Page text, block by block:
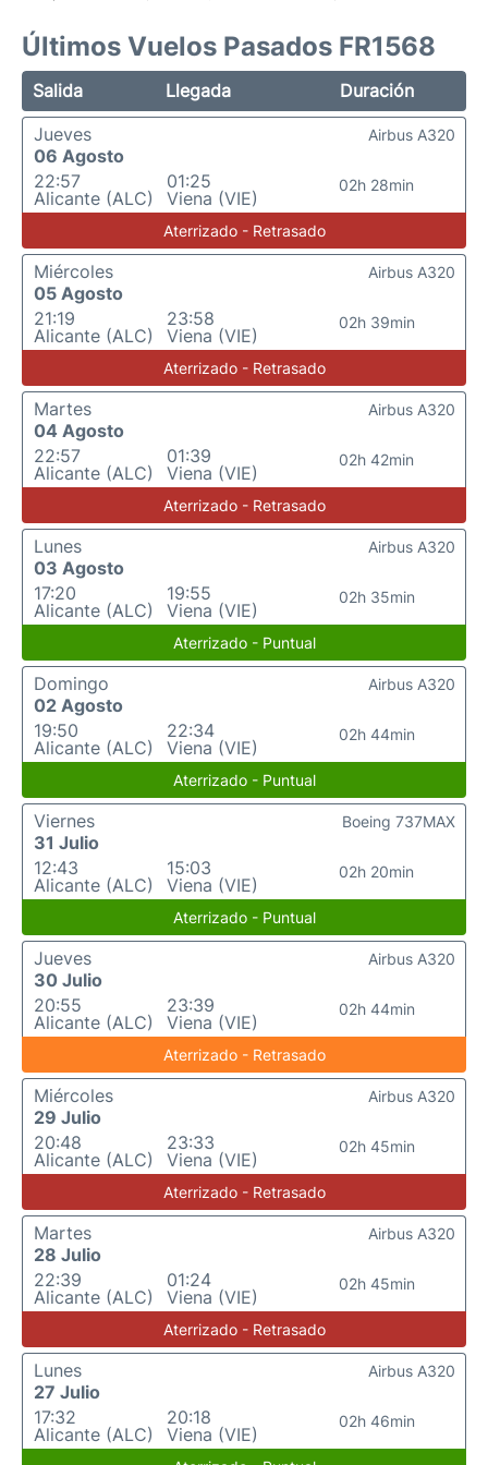
Últimos Vuelos Pasados FR1568
Salida Llegada
Duración
Jueves
06 Agosto
22:57
Alicante (ALC)
01:25
Viena (VIE)
02h 28min
Airbus A320
Aterrizado - Retrasado
Miércoles
05 Agosto
21:19
Alicante (ALC)
23:58
Viena (VIE)
02h 39min
Airbus A320
Aterrizado - Retrasado
Martes
04 Agosto
22:57
Alicante (ALC)
01:39
Viena (VIE)
02h 42min
Airbus A320
Aterrizado - Retrasado
Lunes
03 Agosto
17:20
Alicante (ALC)
19:55
Viena (VIE)
02h 35min
Airbus A320
Aterrizado - Puntual
Domingo
02 Agosto
19:50
Alicante (ALC)
22:34
Viena (VIE)
02h 44min
Airbus A320
Aterrizado - Puntual
Viernes
31 Julio
12:43
Alicante (ALC)
15:03
Viena (VIE)
02h 20min
Boeing 737MAX
Aterrizado - Puntual
Jueves
30 Julio
20:55
Alicante (ALC)
23:39
Viena (VIE)
02h 44min
Airbus A320
Aterrizado - Retrasado
Miércoles
29 Julio
20:48
Alicante (ALC)
23:33
Viena (VIE)
02h 45min
Airbus A320
Aterrizado - Retrasado
Martes
28 Julio
22:39
Alicante (ALC)
01:24
Viena (VIE)
02h 45min
Airbus A320
Aterrizado - Retrasado
Lunes
27 Julio
17:32
Alicante (ALC)
20:18
Viena (VIE)
02h 46min
Airbus A320